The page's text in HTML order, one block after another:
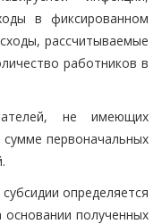
в фиксированном
рассчитываемые
работников в
не имеющих
первоначальных
определяется
полученных